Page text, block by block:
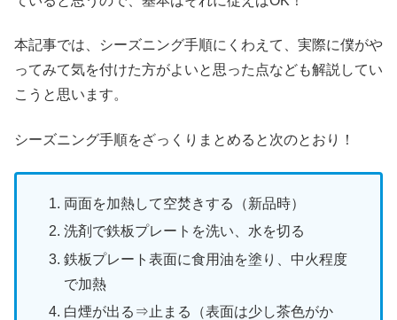
本記事では、シーズニング手順にくわえて、実際に僕がや
ってみて気を付けた方がよいと思った点なども解説してい
こうと思います。
シーズニング手順をざっくりまとめると次のとおり！
両面を加熱して空焚きする（新品時）
洗剤で鉄板プレートを洗い、水を切る
鉄板プレート表面に食用油を塗り、中火程度
で加熱
白煙が出る⇒止まる（表面は少し茶色がか